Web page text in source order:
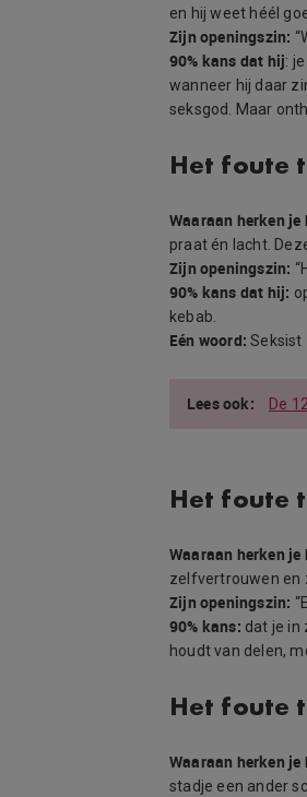
en hij weet héél
Zijn openingszin:
90% kans dat hij:
wanneer hij daar
seksgod. Maar
Het foute
Waaraan herken je
praat én lacht.
Zijn openingszin:
90% kans dat hij:
kebab.
Eén woord: Seksist
De
Het foute
Waaraan herken je
zelfvertrouwen en
Zijn openingszin:
90% kans: dat je in
houdt van delen,
Het foute
Waaraan herken je
stadje een ander